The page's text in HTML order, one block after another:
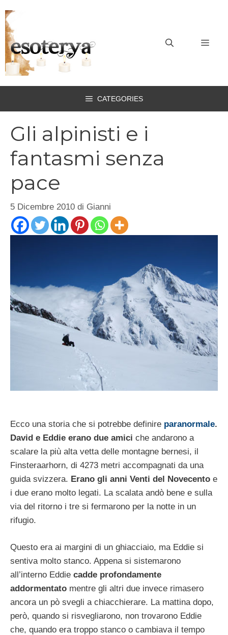
al
contenuto
CATEGORIES
Gli alpinisti e i
fantasmi senza
pace
5 Dicembre 2010 di Gianni
Ecco una storia che si potrebbe definire paranormale.
David e Eddie erano due amici che andarono a
scalare la più alta vetta delle montagne bernesi, il
Finsteraarhorn, di 4273 metri accompagnati da una
guida svizzera. Erano gli anni Venti del Novecento e
i due erano molto legati. La scalata andò bene e sulla
via del ritorno i tre si fermarono per la notte in un
rifugio.
Questo era ai margini di un ghiacciaio, ma Eddie si
sentiva molto stanco. Appena si sistemarono
all’interno Eddie cadde profondamente
addormentato mentre gli altri due invece rimasero
ancora un pò svegli a chiacchierare. La mattina dopo,
però, quando si risvegliarono, non trovarono Eddie
che, quando era troppo stanco o cambiava il tempo